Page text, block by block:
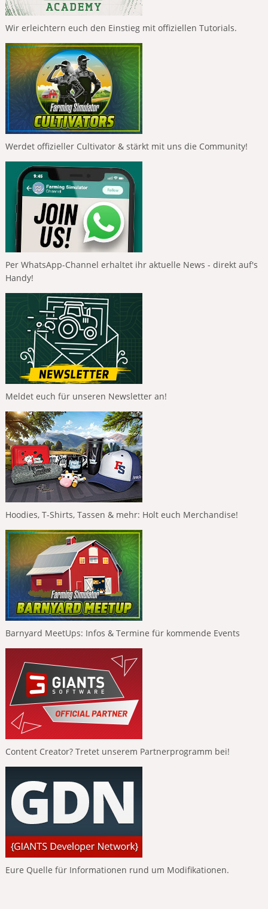
Wir erleichtern euch den Einstieg mit offiziellen Tutorials.
Werdet offizieller Cultivator & stärkt mit uns die Community!
Per WhatsApp-Channel erhaltet ihr aktuelle News - direkt auf's
Handy!
Meldet euch für unseren Newsletter an!
Hoodies, T-Shirts, Tassen & mehr: Holt euch Merchandise!
Barnyard MeetUps: Infos & Termine für kommende Events
Content Creator? Tretet unserem Partnerprogramm bei!
Eure Quelle für Informationen rund um Modifikationen.